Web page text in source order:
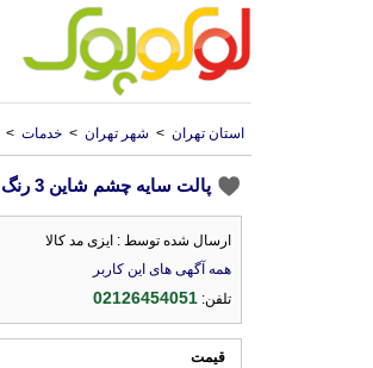
استان تهران > شهر تهران > خدمات >
پالت سایه چشم شاین 3 رنگ آرکانسیل مدل Trio Cabaret شماره 102
ارسال شده توسط : ایزی مد کالا
همه آگهی های این کاربر
تلفن:02126454051
قیمت